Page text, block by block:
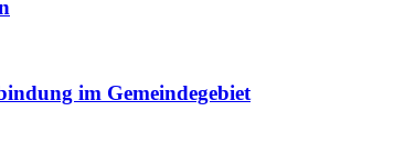
im Gemeindegebiet